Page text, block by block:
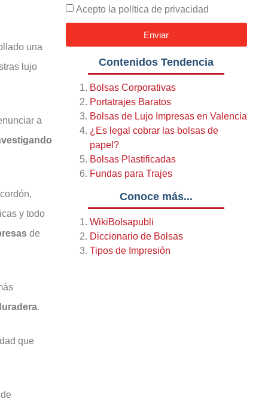
una
lujo
a
y todo
de
.
que
Acepto la política de privacidad
Enviar
Contenidos Tendencia
Bolsas Corporativas
Portatrajes Baratos
Bolsas de Lujo Impresas en Valencia
¿Es legal cobrar las bolsas de
papel?
Bolsas Plastificadas
Fundas para Trajes
Conoce más...
WikiBolsapubli
Diccionario de Bolsas
Tipos de Impresión